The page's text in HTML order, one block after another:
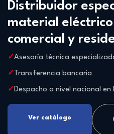
Distribuidor
material
comercial y
Asesoría técnica
Transferencia bancaria
Despacho a nivel nacional en
Ver catálogo